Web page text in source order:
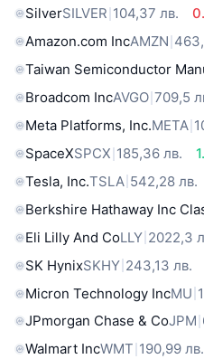
SilverSILVER 104,37 лв.
Amazon.com IncAMZN
Taiwan Semiconductor
Broadcom IncAVGO 709,5
Meta Platforms, Inc.META
SpaceXSPCX 185,36 лв.
Tesla, Inc.TSLA 542,28 лв.
Berkshire Hathaway Inc
Eli Lilly And CoLLY 2022,3
SK HynixSKHY 243,13 лв.
Micron Technology IncMU
JPmorgan Chase & CoJPM
Walmart IncWMT 190,99 лв.